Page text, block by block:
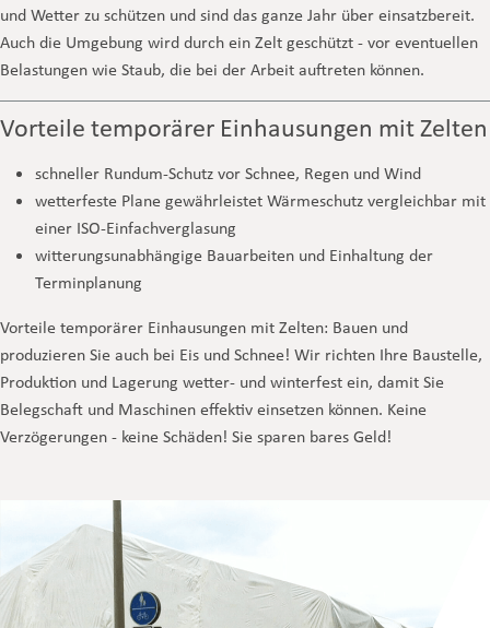
und Wetter zu schützen und sind das ganze Jahr über einsatzbereit.
Auch die Umgebung wird durch ein Zelt geschützt - vor eventuellen
Belastungen wie Staub, die bei der Arbeit auftreten können.
Vorteile temporärer Einhausungen mit Zelten
schneller Rundum-Schutz vor Schnee, Regen und Wind
wetterfeste Plane gewährleistet Wärmeschutz vergleichbar mit
einer ISO-Einfachverglasung
witterungsunabhängige Bauarbeiten und Einhaltung der
Terminplanung
Vorteile temporärer Einhausungen mit Zelten: Bauen und
produzieren Sie auch bei Eis und Schnee! Wir richten Ihre Baustelle,
Produktion und Lagerung wetter- und winterfest ein, damit Sie
Belegschaft und Maschinen effektiv einsetzen können. Keine
Verzögerungen - keine Schäden! Sie sparen bares Geld!